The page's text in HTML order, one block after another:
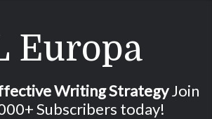
Europa
Writing StrategyJoin
Subscribers today!